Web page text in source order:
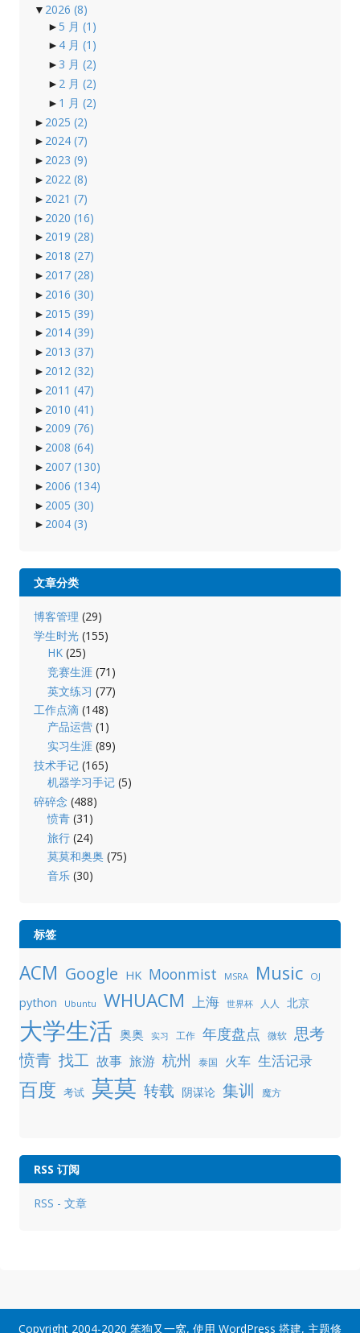
▼ 2026 (8)
► 5 月 (1)
► 4 月 (1)
► 3 月 (2)
► 2 月 (2)
► 1 月 (2)
► 2025 (2)
► 2024 (7)
► 2023 (9)
► 2022 (8)
► 2021 (7)
► 2020 (16)
► 2019 (28)
► 2018 (27)
► 2017 (28)
► 2016 (30)
► 2015 (39)
► 2014 (39)
► 2013 (37)
► 2012 (32)
► 2011 (47)
► 2010 (41)
► 2009 (76)
► 2008 (64)
► 2007 (130)
► 2006 (134)
► 2005 (30)
► 2004 (3)
文章分类
博客管理 (29)
学生时光(155)
HK (25)
竞赛生涯 (71)
英文练习 (77)
工作点滴(148)
产品运营 (1)
实习生涯 (89)
技术手记(165)
机器学习手记 (5)
碎碎念 (488)
愤青 (31)
旅行 (24)
莫莫和奥奥 (75)
音乐 (30)
标签
ACM Google HK Moonmist MSRA Music OJ
python Ubuntu WHUACM 上海 世界杯 人人 北京
大学生活 奥奥 实习 工作 年度盘点 微软 思考
愤青 找工 故事 旅游 杭州 泰国 火车 生活记录
百度 考试 莫莫 转载 阴谋论 集训 魔方
RSS 订阅
RSS - 文章
Copyright 2004-2020 笨狗又一窝, 使用 WordPress 搭建, 主题修